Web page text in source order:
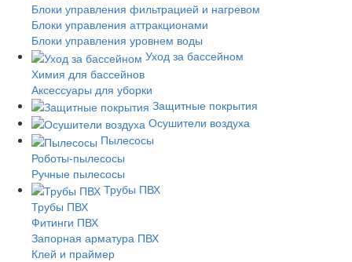
Блоки управления фильтрацией и нагревом
Блоки управления аттракционами
Блоки управления уровнем воды
Уход за бассейном
Химия для бассейнов
Аксессуары для уборки
Защитные покрытия
Осушители воздуха
Пылесосы
Роботы-пылесосы
Ручные пылесосы
Трубы ПВХ
Трубы ПВХ
Фитинги ПВХ
Запорная арматура ПВХ
Клей и праймер